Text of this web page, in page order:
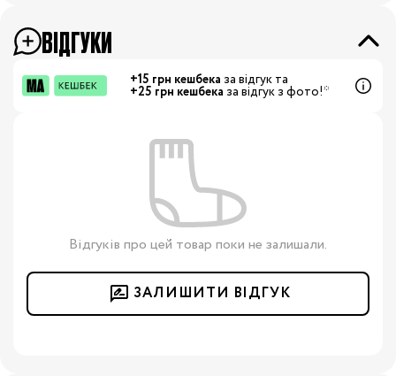
ВІДГУКИ
+15 грн кешбека за відгук та
+25 грн кешбека за відгук з фото!*
Відгуків про цей товар поки не залишали.
ЗАЛИШИТИ ВІДГУК